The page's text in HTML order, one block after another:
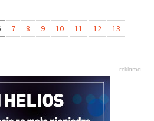
7 8 9 10 11 12
13